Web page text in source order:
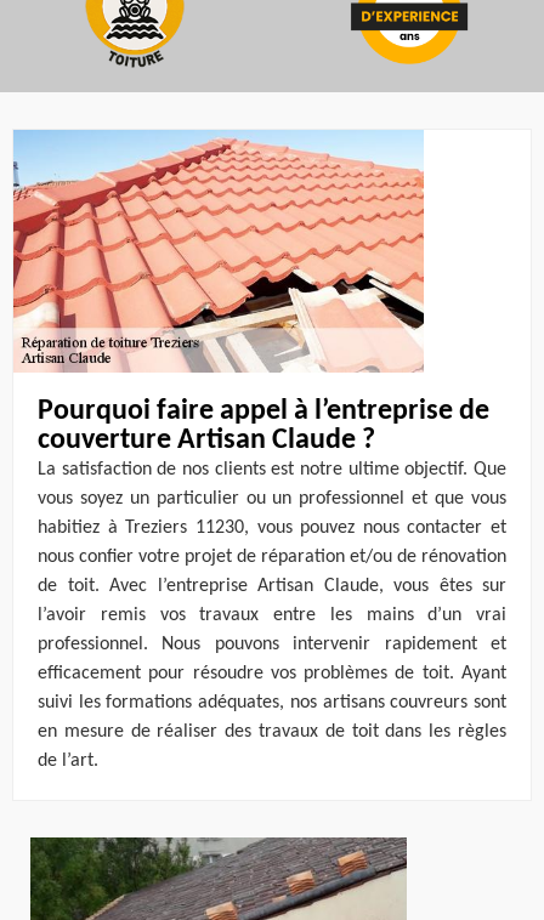
Pourquoi faire appel à l’entreprise de
couverture Artisan Claude ?
La satisfaction de nos clients est notre ultime objectif. Que
vous soyez un particulier ou un professionnel et que vous
habitiez à Treziers 11230, vous pouvez nous contacter et
nous confier votre projet de réparation et/ou de rénovation
de toit. Avec l’entreprise Artisan Claude, vous êtes sur
l’avoir remis vos travaux entre les mains d’un vrai
professionnel. Nous pouvons intervenir rapidement et
efficacement pour résoudre vos problèmes de toit. Ayant
suivi les formations adéquates, nos artisans couvreurs sont
en mesure de réaliser des travaux de toit dans les règles
de l’art.